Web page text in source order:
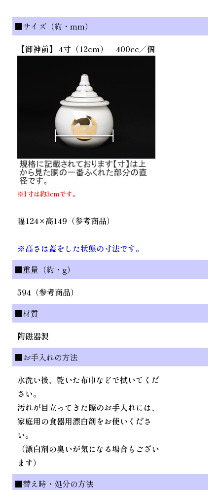
■サイズ（約・mm）
【御神前】 4寸（12cm） 400cc／個
※1寸は約3cmです。
幅124×高149（参考商品）
※高さは蓋をした状態の寸法です。
■重量（約・g）
594（参考商品）
■材質
陶磁器製
■お手入れの方法
水洗い後、乾いた布巾などで拭いてくだ
さい。
汚れが目立ってきた際のお手入れには、
家庭用の食器用漂白剤をお使いくださ
い。
（漂白剤の臭いが気になる場合もござい
ます）
■替え時・処分の方法